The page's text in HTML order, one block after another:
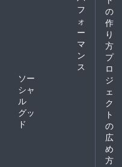
フ
ォ
ー
マ
ン
ス
ソー
シャ
ル
グッ
ド
の
作
り
方
プ
ロ
ジ
ェ
ク
ト
の
広
め
方